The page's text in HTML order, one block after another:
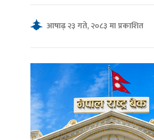
आषाढ़ २३ गते, २०८३ मा प्रकाशित